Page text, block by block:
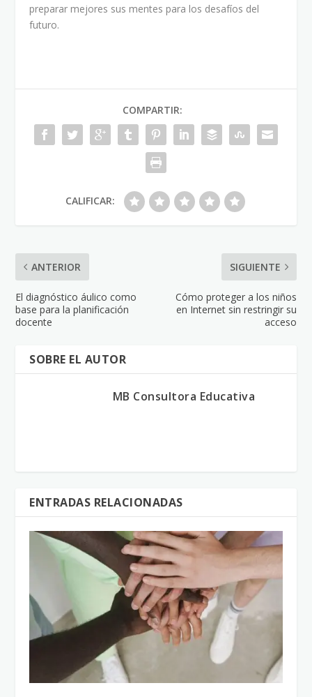
preparar mejores sus mentes para los desafíos del
futuro.
COMPARTIR:
CALIFICAR:
ANTERIOR
El diagnóstico áulico como
base para la planificación
docente
SIGUIENTE
Cómo proteger a los niños
en Internet sin restringir su
acceso
SOBRE EL AUTOR
MB Consultora Educativa
ENTRADAS RELACIONADAS